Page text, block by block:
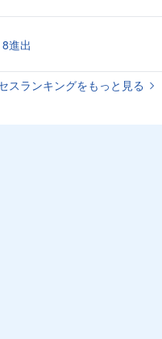
進出
スランキングをもっと見る